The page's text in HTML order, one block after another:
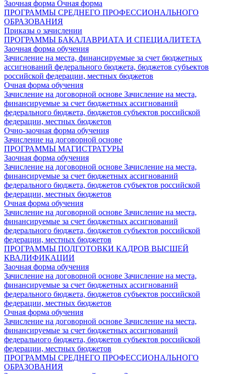
Заочная форма Очная форма
ПРОГРАММЫ СРЕДНЕГО ПРОФЕССИОНАЛЬНОГО
ОБРАЗОВАНИЯ
Приказы о зачислении
ПРОГРАММЫ БАКАЛАВРИАТА И СПЕЦИАЛИТЕТА
Заочная форма обучения
Зачисление на места, финансируемые за счет бюджетных
ассигнований федерального бюджета, бюджетов субъектов
российской федерации, местных бюджетов
Очная форма обучения
Зачисление на договорной основе Зачисление на места,
финансируемые за счет бюджетных ассигнований
федерального бюджета, бюджетов субъектов российской
федерации, местных бюджетов
Очно-заочная форма обучения
Зачисление на договорной основе
ПРОГРАММЫ МАГИСТРАТУРЫ
Заочная форма обучения
Зачисление на договорной основе Зачисление на места,
финансируемые за счет бюджетных ассигнований
федерального бюджета, бюджетов субъектов российской
федерации, местных бюджетов
Очная форма обучения
Зачисление на договорной основе Зачисление на места,
финансируемые за счет бюджетных ассигнований
федерального бюджета, бюджетов субъектов российской
федерации, местных бюджетов
ПРОГРАММЫ ПОДГОТОВКИ КАДРОВ ВЫСШЕЙ
КВАЛИФИКАЦИИ
Заочная форма обучения
Зачисление на договорной основе Зачисление на места,
финансируемые за счет бюджетных ассигнований
федерального бюджета, бюджетов субъектов российской
федерации, местных бюджетов
Очная форма обучения
Зачисление на договорной основе Зачисление на места,
финансируемые за счет бюджетных ассигнований
федерального бюджета, бюджетов субъектов российской
федерации, местных бюджетов
ПРОГРАММЫ СРЕДНЕГО ПРОФЕССИОНАЛЬНОГО
ОБРАЗОВАНИЯ